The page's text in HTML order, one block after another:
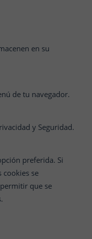
en su
de tu navegador.
y Seguridad.
preferida. Si
cookies se
que se